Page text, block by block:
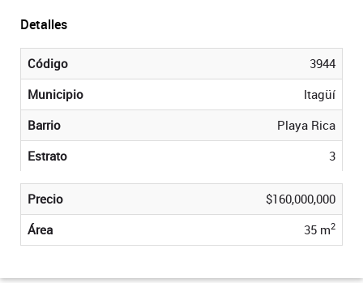
Detalles
Código
3944
Municipio
Itagüí
Barrio
Playa Rica
Estrato
3
Precio
$160,000,000
Área
35 m2